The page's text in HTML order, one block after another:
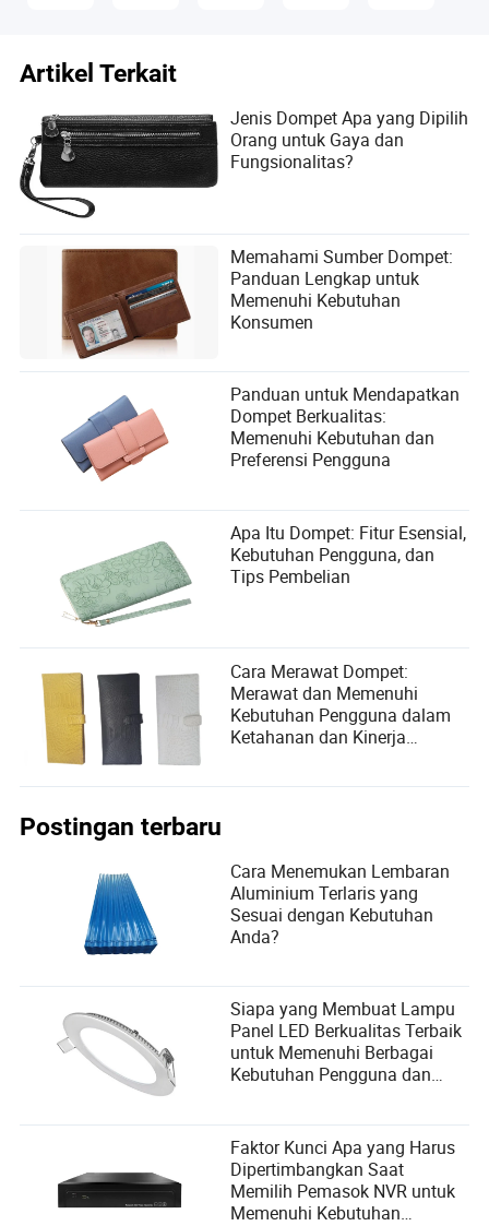
Artikel Terkait
Jenis Dompet Apa yang Dipilih
Orang untuk Gaya dan
Fungsionalitas?
Memahami Sumber Dompet:
Panduan Lengkap untuk
Memenuhi Kebutuhan
Konsumen
Panduan untuk Mendapatkan
Dompet Berkualitas:
Memenuhi Kebutuhan dan
Preferensi Pengguna
Apa Itu Dompet: Fitur Esensial,
Kebutuhan Pengguna, dan
Tips Pembelian
Cara Merawat Dompet:
Merawat dan Memenuhi
Kebutuhan Pengguna dalam
Ketahanan dan Kinerja
Postingan terbaru
Cara Menemukan Lembaran
Aluminium Terlaris yang
Sesuai dengan Kebutuhan
Anda?
Siapa yang Membuat Lampu
Panel LED Berkualitas Terbaik
untuk Memenuhi Berbagai
Kebutuhan Pengguna dan
Faktor Kunci Apa yang Harus
Dipertimbangkan Saat
Memilih Pemasok NVR untuk
Memenuhi Kebutuhan